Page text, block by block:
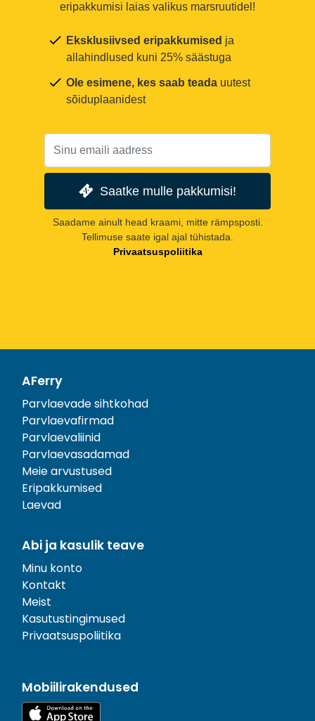
eripakkumisi laias valikus marsruutidel!
Eksklusiivsed eripakkumised ja
allahindlused kuni 25% säästuga
Ole esimene, kes saab teada uutest
sõiduplaanidest
Saatke mulle pakkumisi!
Saadame ainult head kraami, mitte rämpsposti.
Tellimuse saate igal ajal tühistada.
Privaatsuspoliitika
AFerry
Parvlaevade sihtkohad
Parvlaevafirmad
Parvlaevaliinid
Parvlaevasadamad
Meie arvustused
Eripakkumised
Laevad
Abi ja kasulik teave
Minu konto
Kontakt
Meist
Kasutustingimused
Privaatsuspoliitika
Mobiilirakendused